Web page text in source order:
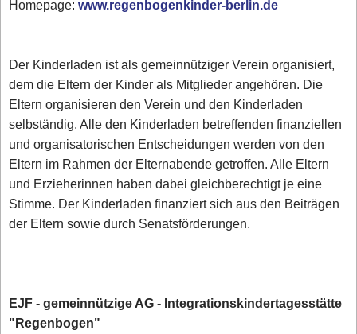
Homepage:www.regenbogenkinder-berlin.de
Der Kinderladen ist als gemeinnütziger Verein organisiert,
dem die Eltern der Kinder als Mitglieder angehören. Die
Eltern organisieren den Verein und den Kinderladen
selbständig. Alle den Kinderladen betreffenden finanziellen
und organisatorischen Entscheidungen werden von den
Eltern im Rahmen der Elternabende getroffen. Alle Eltern
und Erzieherinnen haben dabei gleichberechtigt je eine
Stimme. Der Kinderladen finanziert sich aus den Beiträgen
der Eltern sowie durch Senatsförderungen.
EJF - gemeinnützige AG - Integrationskindertagesstätte
"Regenbogen"